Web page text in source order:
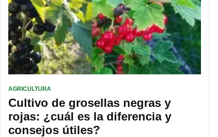
AGRICULTURA
Cultivo de grosellas negras y
rojas: ¿cuál es la diferencia y
consejos útiles?